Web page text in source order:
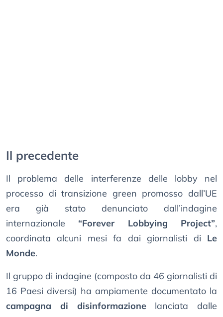
Il precedente
Il problema delle interferenze delle lobby nel
processo di transizione green promosso dall’UE
era già stato denunciato dall’indagine
internazionale “Forever Lobbying Project”,
coordinata alcuni mesi fa dai giornalisti di Le
Monde.
Il gruppo di indagine (composto da 46 giornalisti di
16 Paesi diversi) ha ampiamente documentato la
campagna di disinformazionelanciata dalle